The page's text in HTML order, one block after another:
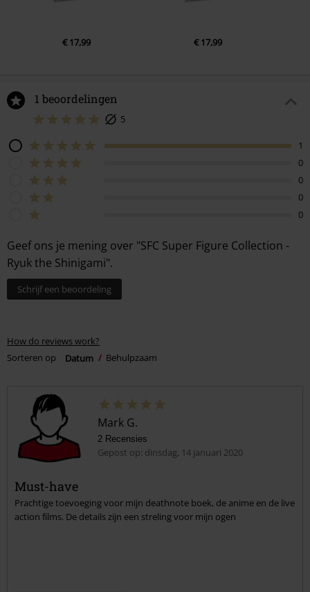
€ 17,99 € 17,99
1 beoordelingen
5
1
0
0
0
0
Geef ons je mening over "SFC Super Figure Collection -
Ryuk the Shinigami".
Schrijf een beoordeling
How do reviews work?
Sorteren op
Datum Behulpzaam
Mark G.
2 Recensies
Gepost op: dinsdag, 14 januari 2020
Must-have
Prachtige toevoeging voor mijn deathnote boek, de anime en de live
action films. De details zijn een streling voor mijn ogen